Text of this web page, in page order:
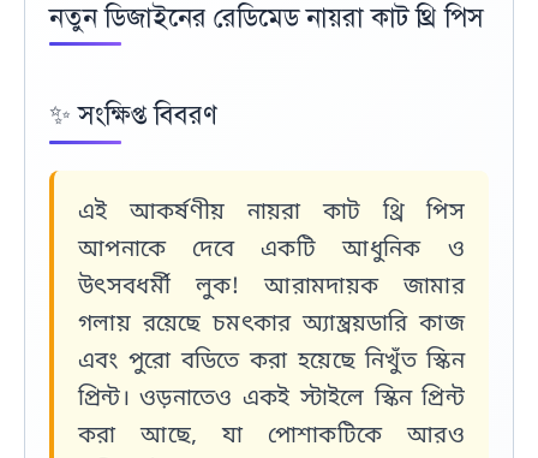
নতুন ডিজাইনের রেডিমেড নায়রা কাট থ্রি পিস
✨সংক্ষিপ্ত বিবরণ
এই আকর্ষণীয়নায়রা কাট থ্রি পিস
আপনাকে দেবে একটি আধুনিক ও
উৎসবধর্মী লুক! আরামদায়ক জামার
গলায় রয়েছে চমৎকার অ্যাম্ব্রয়ডারি কাজ
এবং পুরো বডিতে করা হয়েছে নিখুঁত স্কিন
প্রিন্ট। ওড়নাতেও একই স্টাইলে স্কিন প্রিন্ট
করা আছে, যা পোশাকটিকে আরও